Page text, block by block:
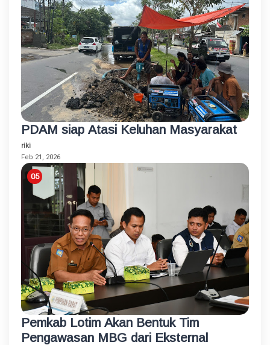
PDAM siap Atasi Keluhan Masyarakat
riki
Feb 21, 2026
Pemkab Lotim Akan Bentuk Tim
Pengawasan MBG dari Eksternal